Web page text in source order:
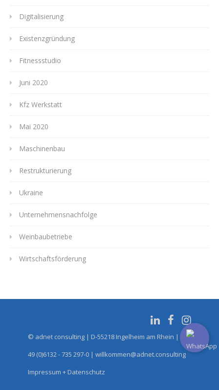
Digitalisierung
Existenzgründung
Fitnessstudio
Juni 2020
Kfz Werkstatt
Mai 2020
Maschinenbau
Restrukturierung
Ukraine
Unternehmensnachfolge
Weinbaubetriebe
Wirtschaftsförderung
© adnet consulting | D-55218 Ingelheim am Rhein | Tel.:
49 (0)6132 - 735 297-0 | willkommen@adnet.consulting
Impressum + Datenschutz